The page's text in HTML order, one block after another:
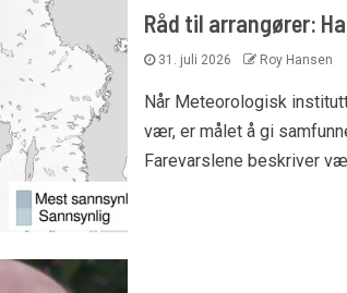
Råd til arrangører:
31. juli 2026 Roy Hansen
Når Meteorologisk
vær, er målet å gi
Farevarslene beskriver